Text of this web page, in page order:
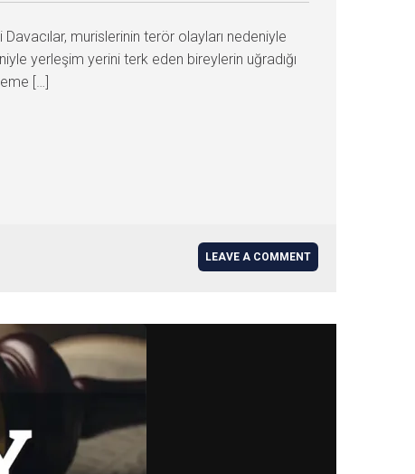
Davacılar, murislerinin terör olayları nedeniyle
yerleşim yerini terk eden bireylerin uğradığı
[…]
LEAVE A COMMENT